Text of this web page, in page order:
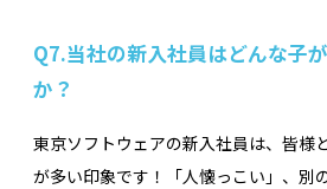
Q7.当社の新入社員はどんな子
か？
東京ソフトウェアの新入社員は、皆様
が多い印象です！「人懐っこい」、別